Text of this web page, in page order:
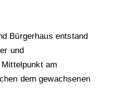
Bürgerhaus entstand
und
am
dem gewachsenen